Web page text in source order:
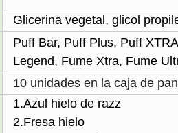
Glicerina vegetal, glicol
Puff Bar, Puff Plus, Puff
Legend, Fume Xtra, Fume
10 unidades en la caja de
1.Azul hielo de razz
2.Fresa hielo